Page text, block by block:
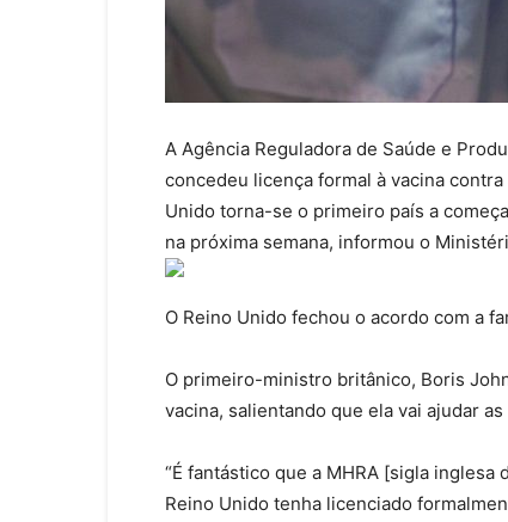
A Agência Reguladora de Saúde e
concedeu licença formal à vacina
Unido torna-se o primeiro país a
na próxima semana, informou o
O Reino Unido fechou o acordo com a
O primeiro-ministro britânico, Boris
vacina, salientando que ela vai ajudar
“É fantástico que a MHRA [sigla
Reino Unido tenha licenciado